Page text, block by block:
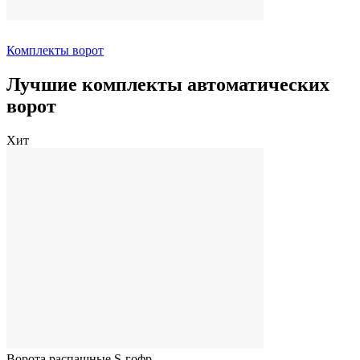
Комплекты ворот
Лучшие комплекты автоматических
ворот
Хит